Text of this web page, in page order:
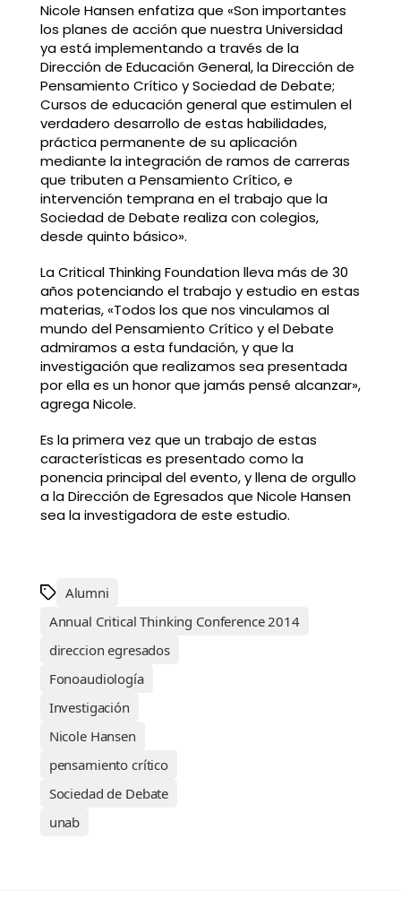
Nicole Hansen enfatiza que «Son importantes
los planes de acción que nuestra Universidad
ya está implementando a través de la
Dirección de Educación General, la Dirección de
Pensamiento Crítico y Sociedad de Debate;
Cursos de educación general que estimulen el
verdadero desarrollo de estas habilidades,
práctica permanente de su aplicación
mediante la integración de ramos de carreras
que tributen a Pensamiento Crítico, e
intervención temprana en el trabajo que la
Sociedad de Debate realiza con colegios,
desde quinto básico».
La Critical Thinking Foundation lleva más de 30
años potenciando el trabajo y estudio en estas
materias, «Todos los que nos vinculamos al
mundo del Pensamiento Crítico y el Debate
admiramos a esta fundación, y que la
investigación que realizamos sea presentada
por ella es un honor que jamás pensé alcanzar»,
agrega Nicole.
Es la primera vez que un trabajo de estas
características es presentado como la
ponencia principal del evento, y llena de orgullo
a la Dirección de Egresados que Nicole Hansen
sea la investigadora de este estudio.
Alumni
Annual Critical Thinking Conference 2014
direccion egresados
Fonoaudiología
Investigación
Nicole Hansen
pensamiento crítico
Sociedad de Debate
unab